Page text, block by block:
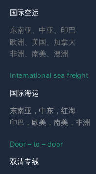
国际空运
东南亚、中亚、印巴
欧洲、美国、加拿大
非洲、南美、澳洲
International sea freight
国际海运
东南亚，中东，红海
印巴，欧美，南美，非洲
Door – to – door
双清专线